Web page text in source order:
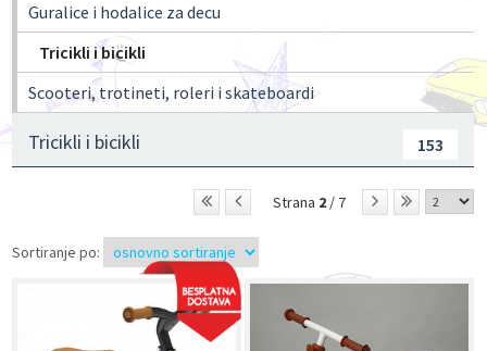
Guralice i hodalice za decu
Tricikli i bicikli
Scooteri, trotineti, roleri i skateboardi
Tricikli i bicikli 153
Strana 2 / 7
Sortiranje po: